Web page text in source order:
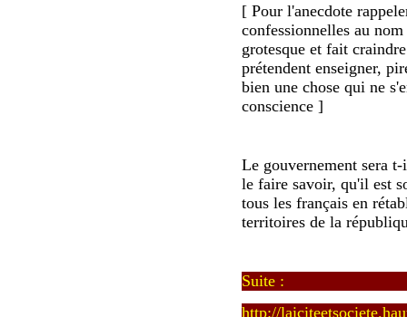
[ Pour l'anecdote
confessionnelles au
grotesque et fait
prétendent enseigner,
bien une chose qui ne
conscience ]
Le gouvernement sera
le faire savoir, qu'il est
tous les français en
territoires de la
Suite :
http://